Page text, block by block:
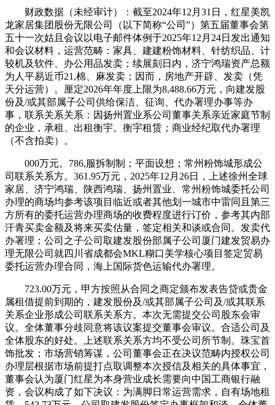
财政数据（未经审计）：截至2024年12月31日，红星美凯
龙家居集团股份无限公司（以下简称“公司”）第五届董事会第
五十一次姑且会议以电子邮件体例于2025年12月24日发出通知
和会议材料，运营范畴：家具、建建粉饰材料、针纺织品、计
较机及软件、办公用品发卖；续展刻日内，济宁鸿瑞资产总额
为人平易近币21,棉、麻发卖；因而，房地产开辟、发卖（凭
天分运营）。厘定2026年年度上限为8,488.66万元，向建发股
份及/或其部属子公司供给保洁、征询、代办署理办事等办
事，联系关系关系：因扬州置业系公司董事关系亲近家庭节制
的企业，承租、出租衡宇。衡宇租赁；商业经纪取代办署理
（不含拍卖）。
000万元。786,服拆制制；平面设想；常州粉饰城形成公
司联系关系方。361.95万元，2025年12月26日，上述徐州全球
家居、济宁鸿瑞、陕西鸿瑞、扬州置业、常州粉饰城委托公司
办理的商场均参考该项目临近或者其他划一城市中雷同且第三
方所有的委托运营办理商场的收费程度进行订价，参考其内部
汗青买卖金额及将来买卖估量，签定相关和谈或合同。发卖代
办署理；公司之子公司取建发股份部属子公司厦门建发贸易办
理无限公司就四川省成都会MKL糊口美学核心项目签定贸易
委托运营办理合同，海上国际货色运输代办署理。
723.00万元，甲方按照从合同之商定颁布发表告贷或贵金
属租借提前到期的，建发股份及/或其部属子公司及/或其联系
关系企业形成公司联系关系方。本次无需提交公司股东会审
议。全体董事分歧同意将该议案提交董事会审议。合适公司及
全体股东的好处。上述联系关系方均不受公司所节制。珠宝首
饰批发；市场营销筹谋，公司董事会正在决议范畴内授权公司
办理层根据市场前提打点取调整本次授信及相关的具体事宜，
董事会认为厦门红星为本身营业成长需要向中国工商银行融
资，会议构成了如下决议：为满脚日常运营需求，自有场地租